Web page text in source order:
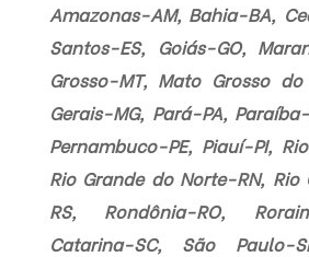
Amazonas-AM, Bahia-BA,
Santos-ES, Goiás-GO,
Grosso-MT, Mato Grosso
Gerais-MG, Pará-PA,
Pernambuco-PE, Piauí-PI,
Rio Grande do Norte-RN,
RS, Rondônia-RO,
Catarina-SC, São Paulo-